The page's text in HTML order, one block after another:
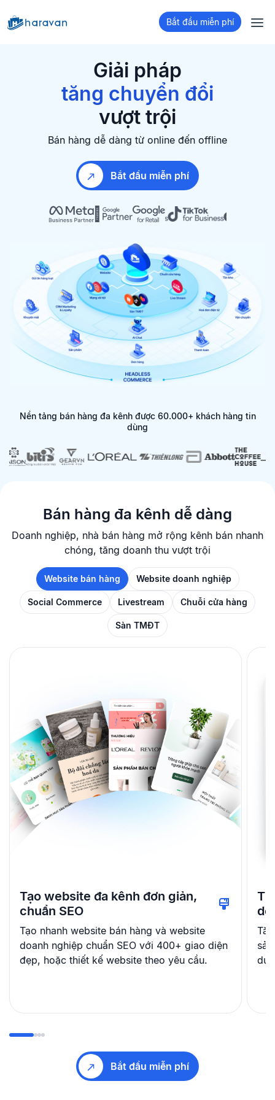
Bắt đầu miễn phí
Giải pháp
xây dựng Website
tăng chuyển đổi
giữ chân khách hàng
bán hàng đa kênh
vượt trội
Bán hàng dễ dàng từ online đến offline
Bắt đầu miễn phí
Nền tảng bán hàng đa kênh được 60.000+ khách hàng tin
dùng
Bán hàng đa kênh dễ dàng
Doanh nghiệp, nhà bán hàng mở rộng kênh bán nhanh
chóng, tăng doanh thu vượt trội
Website bán hàng Website doanh nghiệp
Social Commerce Livestream Chuỗi cửa hàng
Sàn TMĐT
Tạo website đa kênh đơn giản,
chuẩn SEO
Tạo nhanh website bán hàng và website
doanh nghiệp chuẩn SEO với 400+ giao diện
đẹp, hoặc thiết kế website theo yêu cầu.
dễ
Bắt đầu miễn phí